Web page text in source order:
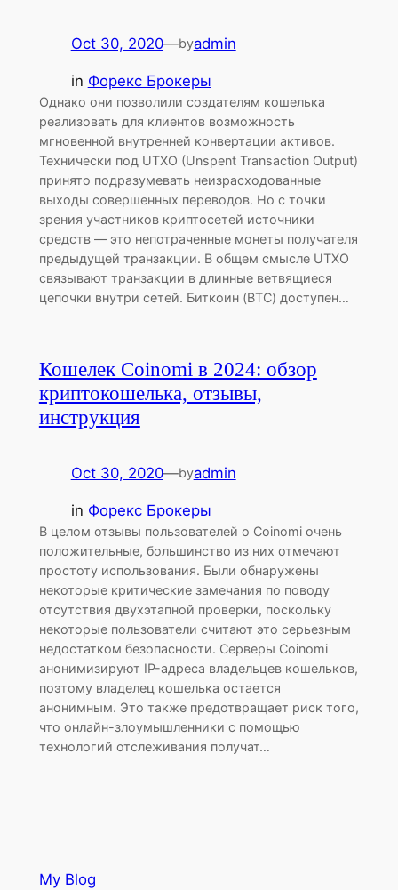
Oct 30, 2020—byadmin
in Форекс Брокеры
Однако они позволили создателям кошелька
реализовать для клиентов возможность
мгновенной внутренней конвертации активов.
Технически под UTXO (Unspent Transaction Output)
принято подразумевать неизрасходованные
выходы совершенных переводов. Но с точки
зрения участников криптосетей источники
средств — это непотраченные монеты получателя
предыдущей транзакции. В общем смысле UTXO
связывают транзакции в длинные ветвящиеся
цепочки внутри сетей. Биткоин (BTC) доступен…
Кошелек Coinomi в 2024: обзор
криптокошелька, отзывы,
инструкция
Oct 30, 2020—byadmin
in Форекс Брокеры
В целом отзывы пользователей о Coinomi очень
положительные, большинство из них отмечают
простоту использования. Были обнаружены
некоторые критические замечания по поводу
отсутствия двухэтапной проверки, поскольку
некоторые пользователи считают это серьезным
недостатком безопасности. Серверы Coinomi
анонимизируют IP-адреса владельцев кошельков,
поэтому владелец кошелька остается
анонимным. Это также предотвращает риск того,
что онлайн-злоумышленники с помощью
технологий отслеживания получат…
My Blog